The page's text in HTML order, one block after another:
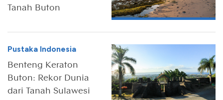
Tanah Buton
Pustaka Indonesia
Benteng Keraton
Buton: Rekor Dunia
dari Tanah Sulawesi